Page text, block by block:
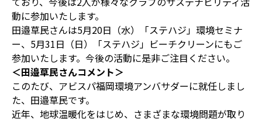
動に参加いたします。
田邉草民さんは5月20日（水）「ステハジ」環境セミナ
ー、5月31日（日）「ステハジ」ビーチクリーンにもご
参加いたします。今後の活動に是非ご注目ください。
＜田邉草民さんコメント＞
このたび、アビスパ福岡環境アンバサダーに就任しまし
た、田邉草民です。
近年、地球温暖化をはじめ、さまざまな環境問題が取り